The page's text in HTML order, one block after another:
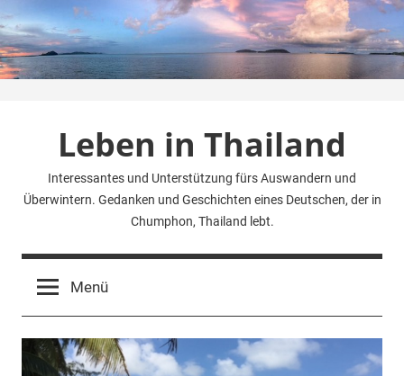
Zum
Inhalt
springen
Leben in Thailand
Interessantes und Unterstützung fürs Auswandern und
Überwintern. Gedanken und Geschichten eines Deutschen, der in
Chumphon, Thailand lebt.
Menü